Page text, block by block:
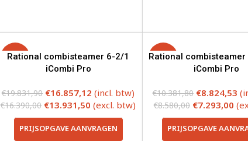
-15%
Rational combisteamer 6-2/1
iCombi Pro
€19.831,90 €16.857,12 (incl. btw)
€16.390,00 €13.931,50 (excl. btw)
PRIJSOPGAVE AANVRAGEN
-15%
Rational combisteamer
iCombi Pro
€10.381,80 €8.824,53
€8.580,00 €7.293,00
PRIJSOPGAVE